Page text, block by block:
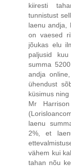
kiiresti
tunnistust
laenu andja,
on vaesed
jõukas elu
paljusid
summa
andja
ühendust
küsimus
Mr
laenu
2%, et
vähem kui
tahan nõu